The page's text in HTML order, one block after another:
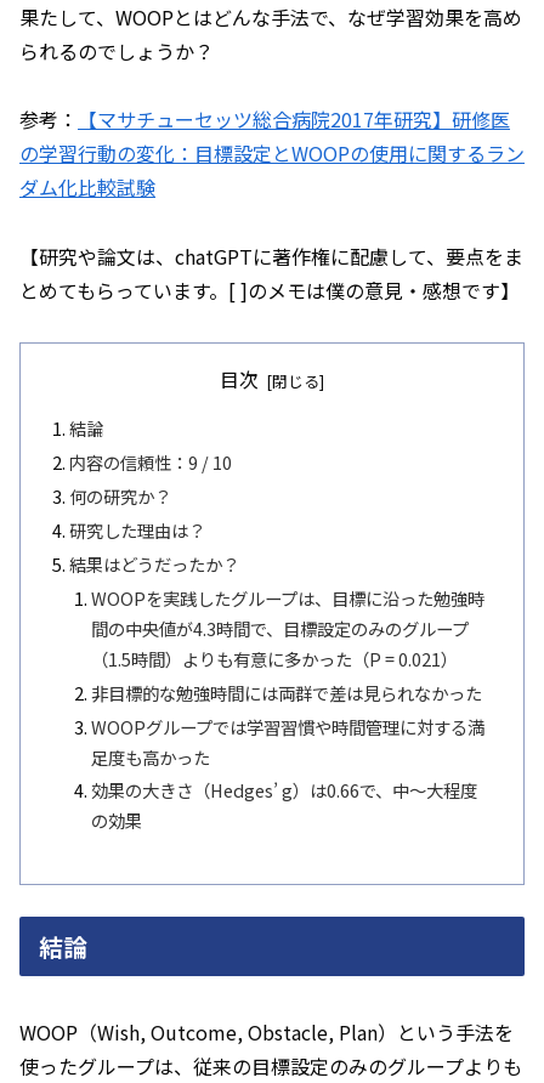
果たして、WOOPとはどんな手法で、なぜ学習効果を高め
られるのでしょうか？
参考：
【マサチューセッツ総合病院2017年研究】研修医
の学習行動の変化：目標設定とWOOPの使用に関するラン
ダム化比較試験
【研究や論文は、chatGPTに著作権に配慮して、要点をま
とめてもらっています。[ ]のメモは僕の意見・感想です】
目次
結論
内容の信頼性：9 / 10
何の研究か？
研究した理由は？
結果はどうだったか？
WOOPを実践したグループは、目標に沿った勉強時
間の中央値が4.3時間で、目標設定のみのグループ
（1.5時間）よりも有意に多かった（P = 0.021）
非目標的な勉強時間には両群で差は見られなかった
WOOPグループでは学習習慣や時間管理に対する満
足度も高かった
効果の大きさ（Hedges’ g）は0.66で、中〜大程度
の効果
結論
WOOP（Wish, Outcome, Obstacle, Plan）という手法を
使ったグループは、従来の目標設定のみのグループよりも